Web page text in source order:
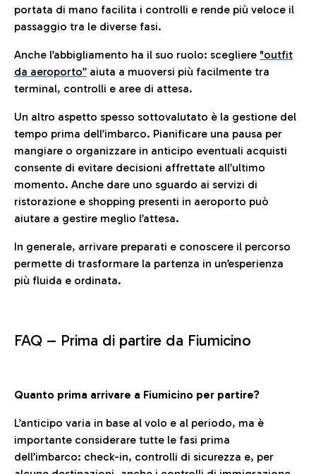
portata di mano facilita i controlli e rende più veloce il
passaggio tra le diverse fasi.
Anche l’abbigliamento ha il suo ruolo: scegliere "outfit
da aeroporto” aiuta a muoversi più facilmente tra
terminal, controlli e aree di attesa.
Un altro aspetto spesso sottovalutato è la gestione del
tempo prima dell’imbarco. Pianificare una pausa per
mangiare o organizzare in anticipo eventuali acquisti
consente di evitare decisioni affrettate all’ultimo
momento. Anche dare uno sguardo ai servizi di
ristorazione e shopping presenti in aeroporto può
aiutare a gestire meglio l’attesa.
In generale, arrivare preparati e conoscere il percorso
permette di trasformare la partenza in un’esperienza
più fluida e ordinata.
FAQ – Prima di partire da Fiumicino
Quanto prima arrivare a Fiumicino per partire?
L’anticipo varia in base al volo e al periodo, ma è
importante considerare tutte le fasi prima
dell’imbarco: check-in, controlli di sicurezza e, per